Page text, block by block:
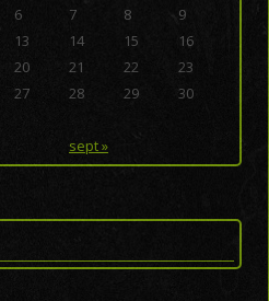
sept »
6 7 8
9
13 14 15
16
20 21 22
23
27 28 29
30